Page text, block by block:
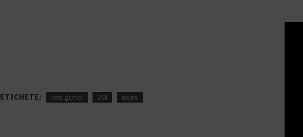
ETICHETE: cos gunoi 20l aqas